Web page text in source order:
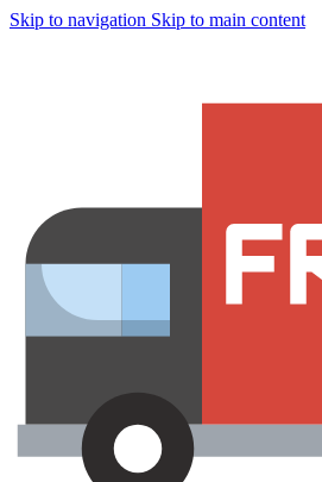
Skip to navigation Skip to main content